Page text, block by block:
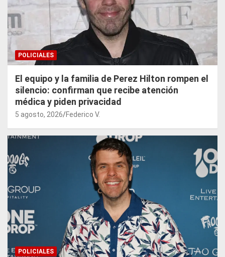
POLICIALES
El equipo y la familia de Perez Hilton rompen el
silencio: confirman que recibe atención
médica y piden privacidad
5 agosto, 2026 Federico V.
POLICIALES